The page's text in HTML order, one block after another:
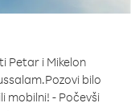
Petar i Mikelon
Pozovi bilo
mobilni! - Počevši